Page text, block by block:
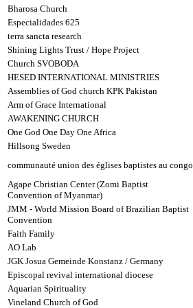
Bharosa Church
Especialidades 625
terra sancta research
Shining Lights Trust / Hope Project
Church SVOBODA
HESED INTERNATIONAL MINISTRIES
Assemblies of God church KPK Pakistan
Arm of Grace International
AWAKENING CHURCH
One God One Day One Africa
Hillsong Sweden
communauté union des églises baptistes au congo
Agape Cbristian Center (Zomi Baptist
Convention of Myanmar)
JMM - World Mission Board of Brazilian Baptist
Convention
Faith Family
AO Lab
JGK Josua Gemeinde Konstanz / Germany
Episcopal revival international diocese
Aquarian Spirituality
Vineland Church of God